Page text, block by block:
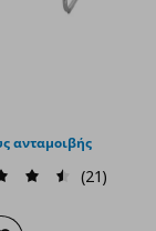
ανταμοιβής
(21)